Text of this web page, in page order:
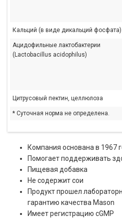
Кальций (в виде дикальций фосфата)
Ацидофильные лактобактерии
(Lactobacillus acidophilus)
Цитрусовый пектин, целлюлоза
* Суточная норма не определена.
Компания основана в 1967
Помогает поддерживать
Пищевая добавка
Не содержит сои
Продукт прошел
гарантию качества Mason
Имеет регистрацию cGMP